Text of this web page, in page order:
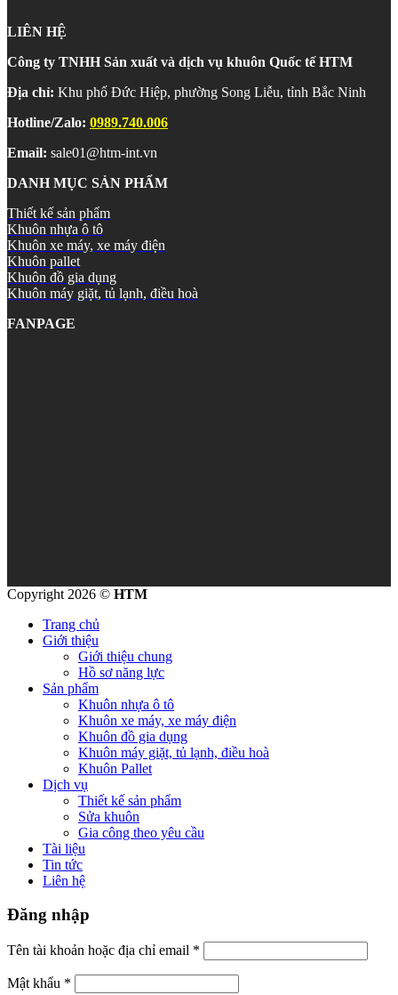
LIÊN HỆ
Công ty TNHH Sản xuất và dịch vụ khuôn Quốc tế HTM
Địa chỉ: Khu phố Đức Hiệp, phường Song Liễu, tỉnh Bắc Ninh
Hotline/Zalo: 0989.740.006
Email: sale01@htm-int.vn
DANH MỤC SẢN PHẨM
Thiết kế sản phẩm
Khuôn nhựa ô tô
Khuôn xe máy, xe máy điện
Khuôn pallet
Khuôn đồ gia dụng
Khuôn máy giặt, tủ lạnh, điều hoà
FANPAGE
Copyright 2026 © HTM
Trang chủ
Giới thiệu
Giới thiệu chung
Hồ sơ năng lực
Sản phẩm
Khuôn nhựa ô tô
Khuôn xe máy, xe máy điện
Khuôn đồ gia dụng
Khuôn máy giặt, tủ lạnh, điều hoà
Khuôn Pallet
Dịch vụ
Thiết kế sản phẩm
Sửa khuôn
Gia công theo yêu cầu
Tài liệu
Tin tức
Liên hệ
Đăng nhập
Tên tài khoản hoặc địa chỉ email *
Mật khẩu *